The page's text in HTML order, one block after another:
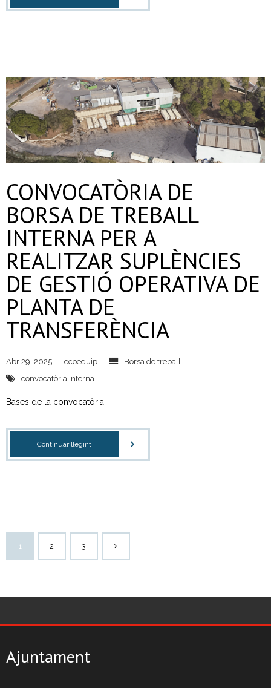
CONVOCATÒRIA DE
BORSA DE TREBALL
INTERNA PER A
REALITZAR SUPLÈNCIES
DE GESTIÓ OPERATIVA DE
PLANTA DE
TRANSFERÈNCIA
Abr 29, 2025 ecoequip
Borsa de treball
convocatòria interna
Bases de la convocatòria
Continuar llegint
1 2 3
Ajuntament